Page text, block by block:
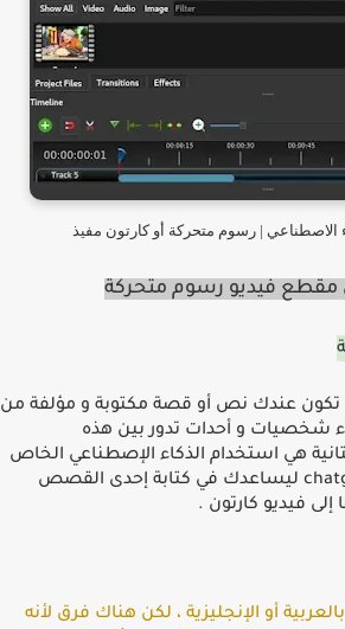
الاصطناعي | رسوم متحركة أو كارتون مفيذ
مقطع فيديو رسوم متحركة
تكون عندك نص أو قصة مكتوبة و مؤلفة من
شخصيات و أحدات تدور بين هذه
هي استخدام الذكاء اﻹصطناعي الخاص
ليساعدك في كتابة إحدى القصص
فيديو كارتون .
أو اﻹنجليزية ، لكن هناك فرق ﻷنه